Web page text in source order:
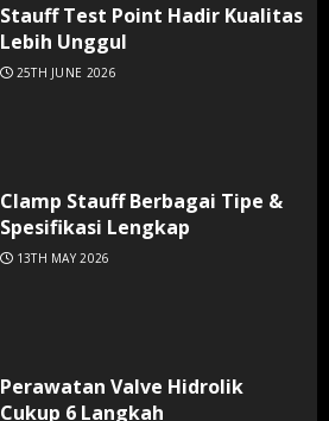
Stauff Test Point Hadir Kualitas
Lebih Unggul
25TH JUNE 2026
Clamp Stauff Berbagai Tipe &
Spesifikasi Lengkap
13TH MAY 2026
Perawatan Valve Hidrolik
Cukup 6 Langkah